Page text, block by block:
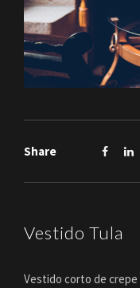
Share
Vestido Tula
Vestido corto de